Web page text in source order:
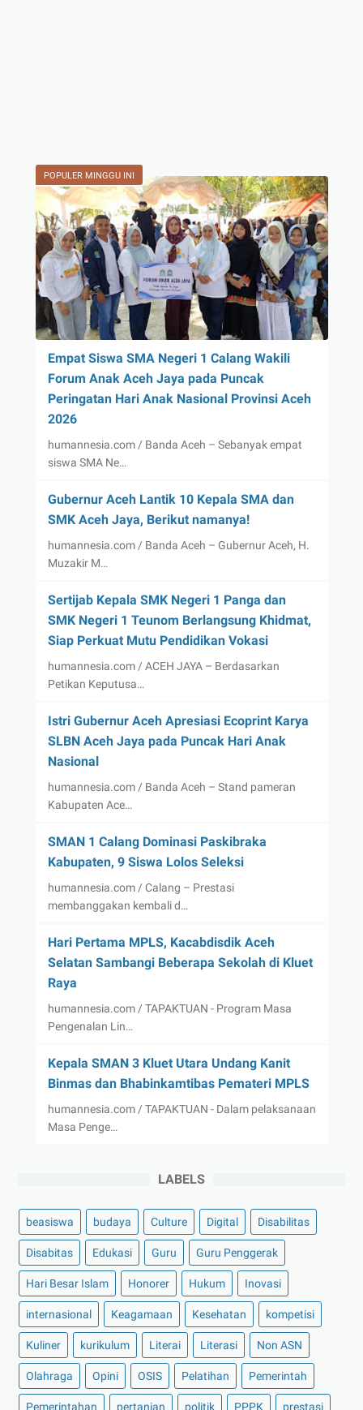
POPULER MINGGU INI
Empat Siswa SMA Negeri 1 Calang Wakili
Forum Anak Aceh Jaya pada Puncak
Peringatan Hari Anak Nasional Provinsi Aceh
2026
humannesia.com / Banda Aceh – Sebanyak empat
siswa SMA Ne…
Gubernur Aceh Lantik 10 Kepala SMA dan
SMK Aceh Jaya, Berikut namanya!
humannesia.com / Banda Aceh – Gubernur Aceh, H.
Muzakir M…
Sertijab Kepala SMK Negeri 1 Panga dan
SMK Negeri 1 Teunom Berlangsung Khidmat,
Siap Perkuat Mutu Pendidikan Vokasi
humannesia.com / ACEH JAYA – Berdasarkan
Petikan Keputusa…
Istri Gubernur Aceh Apresiasi Ecoprint Karya
SLBN Aceh Jaya pada Puncak Hari Anak
Nasional
humannesia.com / Banda Aceh – Stand pameran
Kabupaten Ace…
SMAN 1 Calang Dominasi Paskibraka
Kabupaten, 9 Siswa Lolos Seleksi
humannesia.com / Calang – Prestasi
membanggakan kembali d…
Hari Pertama MPLS, Kacabdisdik Aceh
Selatan Sambangi Beberapa Sekolah di Kluet
Raya
humannesia.com / TAPAKTUAN - Program Masa
Pengenalan Lin…
Kepala SMAN 3 Kluet Utara Undang Kanit
Binmas dan Bhabinkamtibas Pemateri MPLS
humannesia.com / TAPAKTUAN - Dalam pelaksanaan
Masa Penge…
LABELS
beasiswa budaya Culture Digital Disabilitas
Disabitas Edukasi Guru Guru Penggerak
Hari Besar Islam Honorer Hukum Inovasi
internasional Keagamaan Kesehatan kompetisi
Kuliner kurikulum Literai Literasi Non ASN
Olahraga Opini OSIS Pelatihan Pemerintah
Pemerintahan pertanian politik PPPK prestasi